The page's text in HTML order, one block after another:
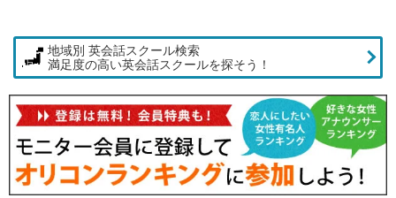
地域別 英会話スクール検索
満足度の高い英会話スクールを探そう！